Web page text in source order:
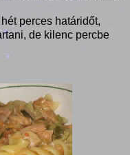
perces határidőt,
de kilenc percbe